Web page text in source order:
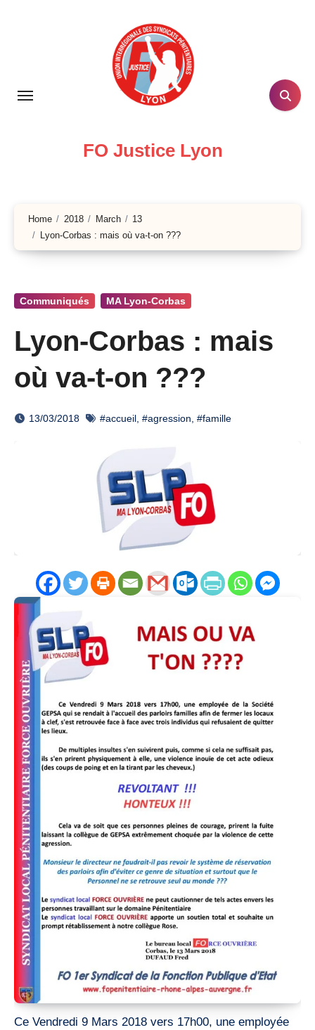
FO Justice Lyon
Home 2018 March
13
Lyon-Corbas : mais où va-t-on ???
Communiqués MA Lyon-Corbas
Lyon-Corbas : mais
où va-t-on ???
13/03/2018 #accueil #agression #famille
Ce Vendredi 9 Mars 2018 vers 17h00, une employée